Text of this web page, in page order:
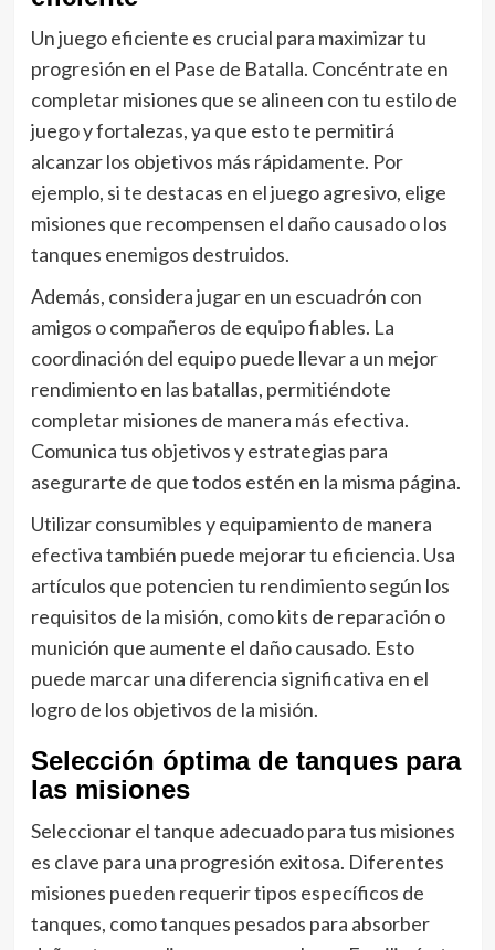
Un juego eficiente es crucial para maximizar tu
progresión en el Pase de Batalla. Concéntrate en
completar misiones que se alineen con tu estilo de
juego y fortalezas, ya que esto te permitirá
alcanzar los objetivos más rápidamente. Por
ejemplo, si te destacas en el juego agresivo, elige
misiones que recompensen el daño causado o los
tanques enemigos destruidos.
Además, considera jugar en un escuadrón con
amigos o compañeros de equipo fiables. La
coordinación del equipo puede llevar a un mejor
rendimiento en las batallas, permitiéndote
completar misiones de manera más efectiva.
Comunica tus objetivos y estrategias para
asegurarte de que todos estén en la misma página.
Utilizar consumibles y equipamiento de manera
efectiva también puede mejorar tu eficiencia. Usa
artículos que potencien tu rendimiento según los
requisitos de la misión, como kits de reparación o
munición que aumente el daño causado. Esto
puede marcar una diferencia significativa en el
logro de los objetivos de la misión.
Selección óptima de tanques para
las misiones
Seleccionar el tanque adecuado para tus misiones
es clave para una progresión exitosa. Diferentes
misiones pueden requerir tipos específicos de
tanques, como tanques pesados para absorber